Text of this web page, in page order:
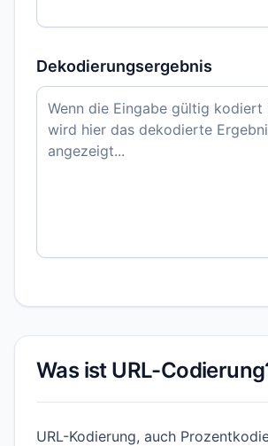
Dekodierungsergebnis
Was ist URL-
URL-Kodierung, auch